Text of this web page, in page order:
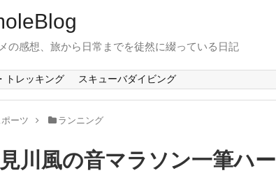
の感想、旅から日常までを徒然に綴っている日記
トレッキング スキューバダイビング
ポーツ ランニング
川風の音マラソン一筆ハ